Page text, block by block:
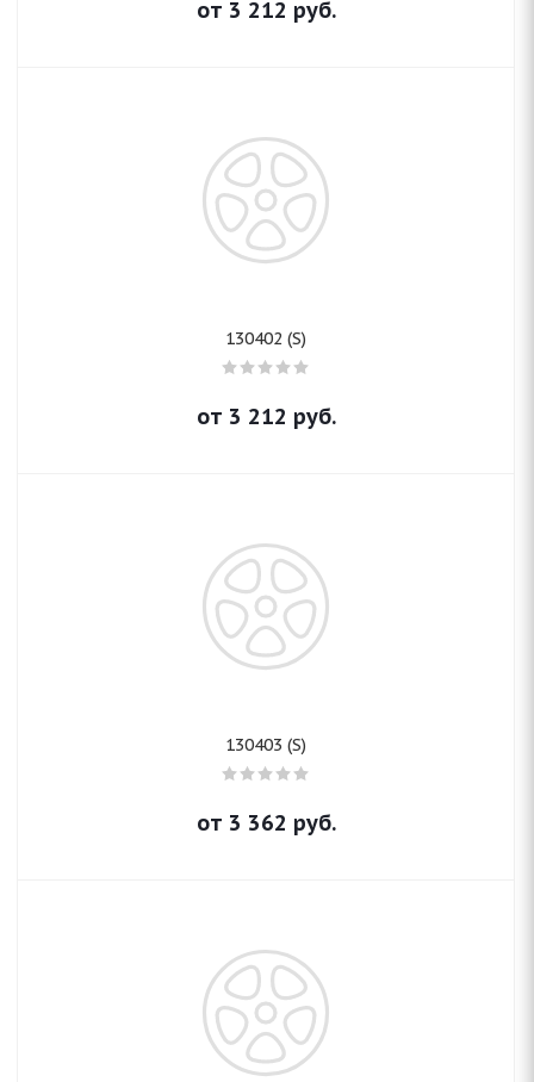
от 3 212 руб.
130402 (S)
от 3 212 руб.
130403 (S)
от 3 362 руб.